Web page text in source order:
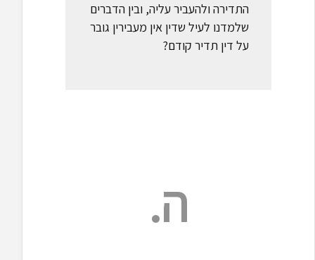
התדירה ולהעביר עליה, ובין הדברים
שלמדנו לעיל שדין אין מעבירין גובר
על דין תדיר קודם?
ה.